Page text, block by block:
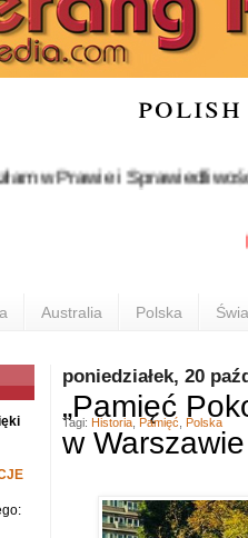
Prawie i Sprawiedliwości
Australia Polska
poniedziałek, 20
„Pamięć
w Warszawie
Tagi: Historia Pamięć Polska